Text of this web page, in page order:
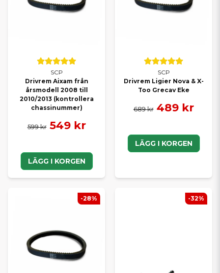
SCP
Drivrem Aixam från
årsmodell 2008 till
2010/2013 (kontrollera
chassinummer)
599 kr 549 kr
LÄGG I KORGEN
SCP
Drivrem Ligier Nova & X-
Too Grecav Eke
689 kr 489 kr
LÄGG I KORGEN
-28% -32%